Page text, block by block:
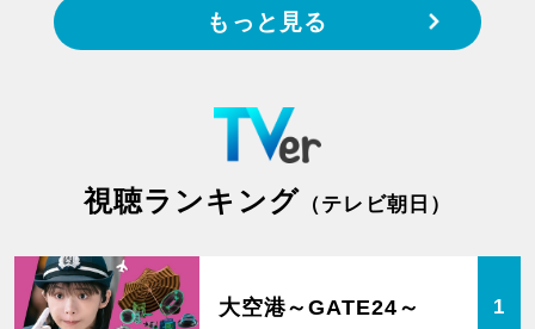
もっと見る
視聴ランキング （テレビ朝日）
大空港～GATE24～ 1